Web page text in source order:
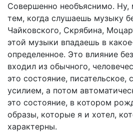
Совершенно необъяснимо. Ну,
тем, когда слушаешь музыку
Чайковского, Скрябина,
этой музыки впадаешь в
определенное. Это влияние
входил из обычного,
это состояние, писательское,
усилием, а потом
это состояние, в котором
образы, которые я и хотел,
характерны.